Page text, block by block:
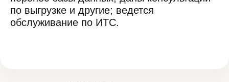
по выгрузке и другие; ведется
обслуживание по ИТС.